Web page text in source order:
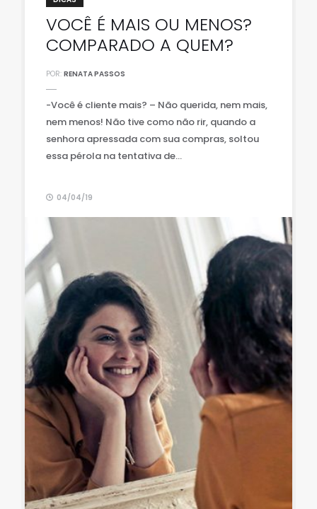
VOCÊ É MAIS OU MENOS?
COMPARADO A QUEM?
POR: RENATA PASSOS
-Você é cliente mais? – Não querida, nem mais,
nem menos! Não tive como não rir, quando a
senhora apressada com sua compras, soltou
essa pérola na tentativa de...
04/04/19